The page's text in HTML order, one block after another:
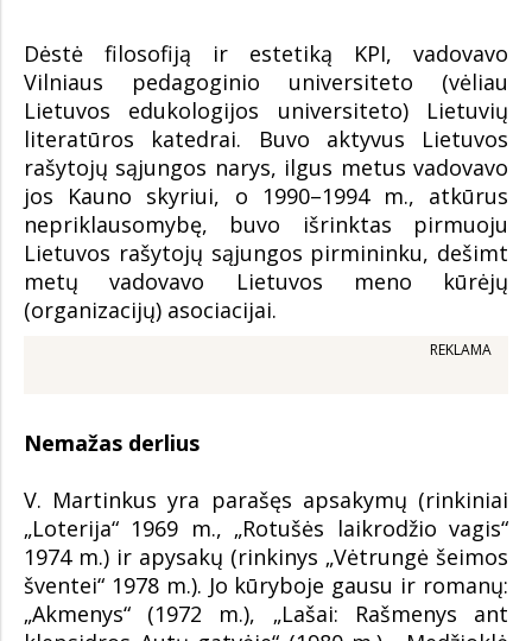
Dėstė filosofiją ir estetiką KPI, vadovavo
Vilniaus pedagoginio universiteto (vėliau
Lietuvos edukologijos universiteto) Lietuvių
literatūros katedrai. Buvo aktyvus Lietuvos
rašytojų sąjungos narys, ilgus metus vadovavo
jos Kauno skyriui, o 1990–1994 m., atkūrus
nepriklausomybę, buvo išrinktas pirmuoju
Lietuvos rašytojų sąjungos pirmininku, dešimt
metų vadovavo Lietuvos meno kūrėjų
(organizacijų) asociacijai.
REKLAMA
Nemažas derlius
V. Martinkus yra parašęs apsakymų (rinkiniai
„Loterija“ 1969 m., „Rotušės laikrodžio vagis“
1974 m.) ir apysakų (rinkinys „Vėtrungė šeimos
šventei“ 1978 m.). Jo kūryboje gausu ir romanų:
„Akmenys“ (1972 m.), „Lašai: Rašmenys ant